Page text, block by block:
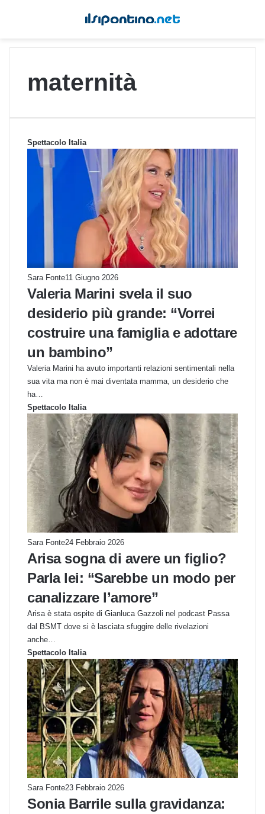
maternità
Spettacolo Italia
Sara Fonte11 Giugno 2026
Valeria Marini svela il suo
desiderio più grande: “Vorrei
costruire una famiglia e adottare
un bambino”
Valeria Marini ha avuto importanti relazioni sentimentali nella
sua vita ma non è mai diventata mamma, un desiderio che
ha…
Spettacolo Italia
Sara Fonte24 Febbraio 2026
Arisa sogna di avere un figlio?
Parla lei: “Sarebbe un modo per
canalizzare l’amore”
Arisa è stata ospite di Gianluca Gazzoli nel podcast Passa
dal BSMT dove si è lasciata sfuggire delle rivelazioni
anche…
Spettacolo Italia
Sara Fonte23 Febbraio 2026
Sonia Barrile sulla gravidanza: